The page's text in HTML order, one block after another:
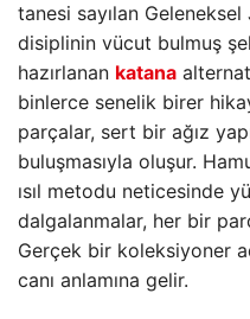
tanesi sayılan
disiplinin vücut bulmuş
hazırlanan katana
binlerce senelik birer
parçalar, sert bir ağız
buluşmasıyla oluşur.
ısıl metodu neticesinde
dalgalanmalar, her bir
Gerçek bir koleksiyoner
canı anlamına gelir.